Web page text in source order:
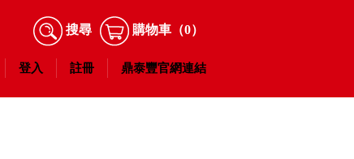
搜尋 購物車 （0）
登入 註冊 鼎泰豐官網連結